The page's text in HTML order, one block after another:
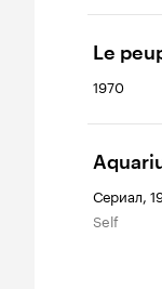
Le
1970
Сериал,
Self